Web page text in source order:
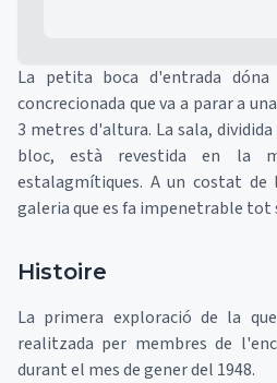
La petita boca d'entrada
concrecionada que va a parar a
3 metres d'altura. La sala,
bloc, està revestida en la
estalagmítiques. A un costat
galeria que es fa impenetrable tot
Histoire
La primera exploració de la
realitzada per membres de
durant el mes de gener del 1948.